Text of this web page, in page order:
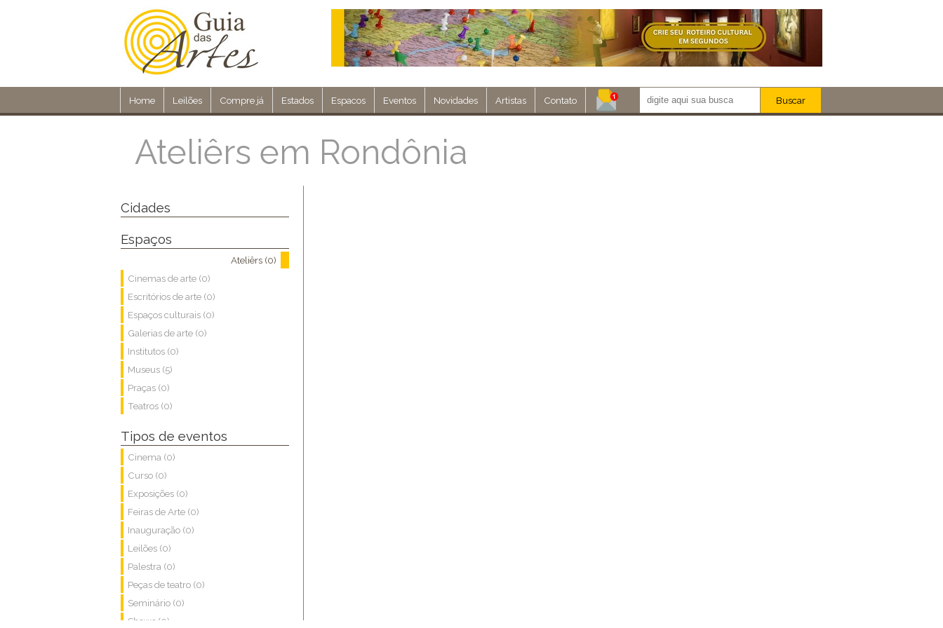
Home Leilões Compre já Estados Espacos Eventos Novidades Artistas Contato Buscar
Ateliêrs em Rondônia
Cidades
Espaços
Ateliêrs (0)
Cinemas de arte (0)
Escritórios de arte (0)
Espaços culturais (0)
Galerias de arte (0)
Institutos (0)
Museus (5)
Praças (0)
Teatros (0)
Tipos de eventos
Cinema (0)
Curso (0)
Exposições (0)
Feiras de Arte (0)
Inauguração (0)
Leilões (0)
Palestra (0)
Peças de teatro (0)
Seminário (0)
Shows (0)